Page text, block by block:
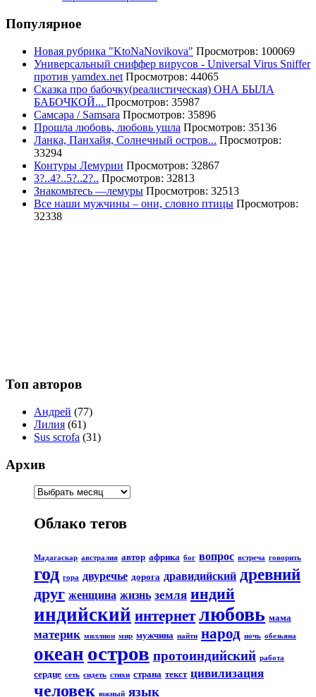
Популярное
Новая рубрика "KtoNaNovikova" Просмотров: 100069
Универсальный сниффер вирусов - Universal Virus Sniffer
против yamdex.net Просмотров: 44065
Сказка про бабочку(реалистическая) ОНА БЫЛА
БАБОЧКОЙ... Просмотров: 35987
Самсара / Samsara Просмотров: 35896
Прошла любовь, любовь ушла Просмотров: 35136
Ланка, Панхайя, Солнечный остров... Просмотров:
33294
Контуры Лемурии Просмотров: 32867
3?..4?..5?..2?.. Просмотров: 32813
Знакомьтесь —лемуры Просмотров: 32513
Все наши мужчины – они, словно птицы Просмотров:
32338
Топ авторов
Андрей (77)
Лилия (61)
Sus scrofa (31)
Архив
Облако тегов
Мадагаскар австралия автор африка бог вопрос встреча говорить
год гора двуречье дорога дравидийский древний
друг женщина жизнь земля индий
индийский интернет любовь мама
материк миллион мир мужчина найти народ ночь обезьяна
океан остров протоиндийский работа
сердце сеть сидеть стихи страна текст цивилизация
человек южный язык